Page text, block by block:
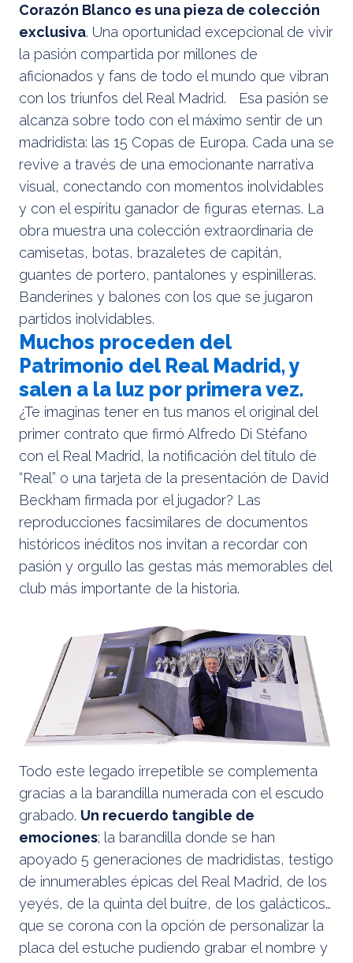
Corazón Blanco es una pieza de colección
exclusiva. Una oportunidad excepcional de vivir
la pasión compartida por millones de
aficionados y fans de todo el mundo que vibran
con los triunfos del Real Madrid. Esa pasión se
alcanza sobre todo con el máximo sentir de un
madridista: las 15 Copas de Europa. Cada una se
revive a través de una emocionante narrativa
visual, conectando con momentos inolvidables
y con el espíritu ganador de figuras eternas. La
obra muestra una colección extraordinaria de
camisetas, botas, brazaletes de capitán,
guantes de portero, pantalones y espinilleras.
Banderines y balones con los que se jugaron
partidos inolvidables.
Muchos proceden del
Patrimonio del Real Madrid, y
salen a la luz por primera vez.
¿Te imaginas tener en tus manos el original del
primer contrato que firmó Alfredo Di Stéfano
con el Real Madrid, la notificación del título de
“Real” o una tarjeta de la presentación de David
Beckham firmada por el jugador? Las
reproducciones facsimilares de documentos
históricos inéditos nos invitan a recordar con
pasión y orgullo las gestas más memorables del
club más importante de la historia.
Todo este legado irrepetible se complementa
gracias a la barandilla numerada con el escudo
grabado. Un recuerdo tangible de
emociones; la barandilla donde se han
apoyado 5 generaciones de madridistas, testigo
de innumerables épicas del Real Madrid, de los
yeyés, de la quinta del buitre, de los galácticos…
que se corona con la opción de personalizar la
placa del estuche pudiendo grabar el nombre y